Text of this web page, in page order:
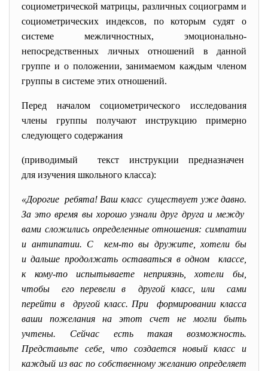
социометрической матрицы, различных социограмм и
социометрических индексов, по которым судят о
системе межличностных, эмоционально-
непосредственных личных отношений в данной
группе и о положении, занимаемом каждым членом
группы в системе этих отношений.
Перед началом социометрического исследования
члены группы получают инструкцию примерно
следующего содержания
(приводимый текст инструкции предназначен
для изучения школьного класса):
«Дорогие ребята! Ваш класс существует уже давно.
За это время вы хорошо узнали друг друга и между
вами сложились определенные отношения: симпатии
и антипатии. С кем-то вы дружите, хотели бы
и дальше продолжать оставаться в одном классе,
к кому-то испытываете неприязнь, хотели бы,
чтобы его перевели в другой класс, или сами
перейти в другой класс. При формировании класса
ваши пожелания на этот счет не могли быть
учтены. Сейчас есть такая возможность.
Представьте себе, что создается новый класс и
каждый из вас по собственному желанию определяет